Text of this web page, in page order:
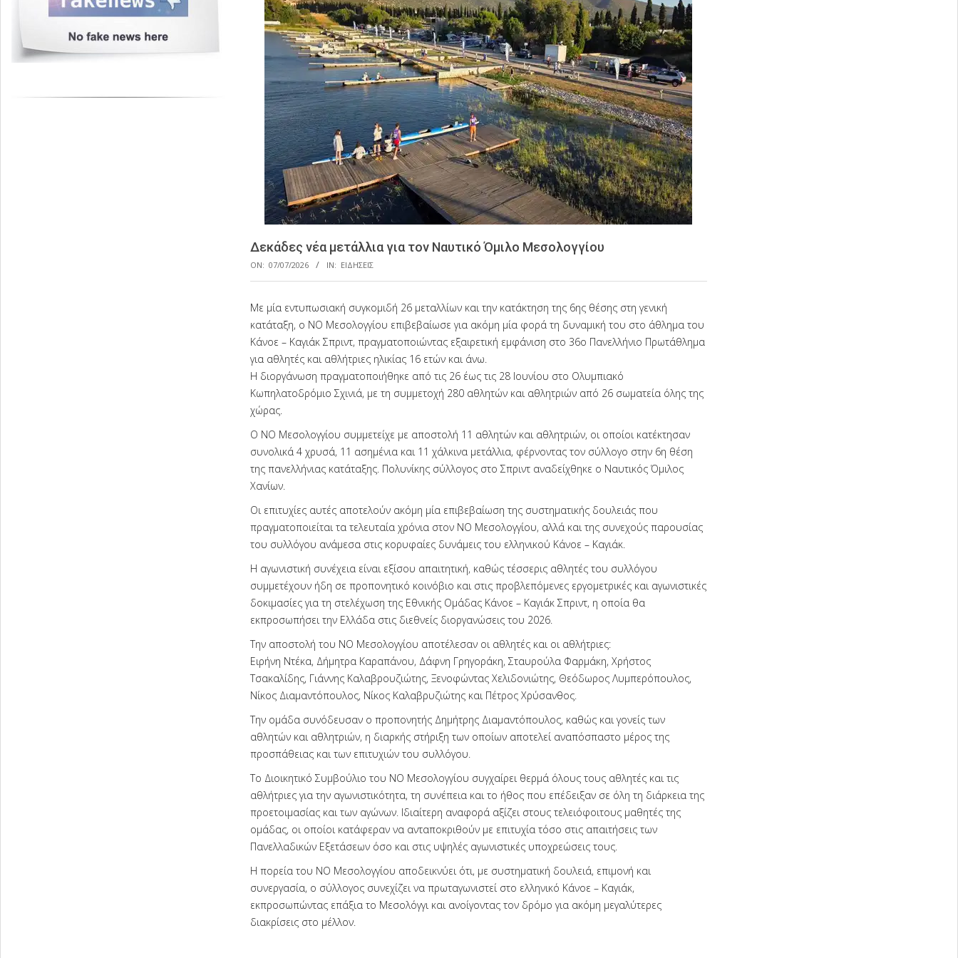
Δεκάδες νέα μετάλλια για τον Ναυτικό Όμιλο Μεσολογγίου
ON: 07/07/2026 IN: ΕΙΔΗΣΕΙΣ
Με μία εντυπωσιακή συγκομιδή 26 μεταλλίων και την κατάκτηση της 6ης θέσης στη γενική
κατάταξη, ο ΝΟ Μεσολογγίου επιβεβαίωσε για ακόμη μία φορά τη δυναμική του στο άθλημα του
Κάνοε – Καγιάκ Σπριντ, πραγματοποιώντας εξαιρετική εμφάνιση στο 36ο Πανελλήνιο Πρωτάθλημα
για αθλητές και αθλήτριες ηλικίας 16 ετών και άνω.
Η διοργάνωση πραγματοποιήθηκε από τις 26 έως τις 28 Ιουνίου στο Ολυμπιακό
Κωπηλατοδρόμιο Σχινιά, με τη συμμετοχή 280 αθλητών και αθλητριών από 26 σωματεία όλης της
χώρας.
Ο ΝΟ Μεσολογγίου συμμετείχε με αποστολή 11 αθλητών και αθλητριών, οι οποίοι κατέκτησαν
συνολικά 4 χρυσά, 11 ασημένια και 11 χάλκινα μετάλλια, φέρνοντας τον σύλλογο στην 6η θέση
της πανελλήνιας κατάταξης. Πολυνίκης σύλλογος στο Σπριντ αναδείχθηκε ο Ναυτικός Όμιλος
Χανίων.
Οι επιτυχίες αυτές αποτελούν ακόμη μία επιβεβαίωση της συστηματικής δουλειάς που
πραγματοποιείται τα τελευταία χρόνια στον ΝΟ Μεσολογγίου, αλλά και της συνεχούς παρουσίας
του συλλόγου ανάμεσα στις κορυφαίες δυνάμεις του ελληνικού Κάνοε – Καγιάκ.
Η αγωνιστική συνέχεια είναι εξίσου απαιτητική, καθώς τέσσερις αθλητές του συλλόγου
συμμετέχουν ήδη σε προπονητικό κοινόβιο και στις προβλεπόμενες εργομετρικές και αγωνιστικές
δοκιμασίες για τη στελέχωση της Εθνικής Ομάδας Κάνοε – Καγιάκ Σπριντ, η οποία θα
εκπροσωπήσει την Ελλάδα στις διεθνείς διοργανώσεις του 2026.
Την αποστολή του ΝΟ Μεσολογγίου αποτέλεσαν οι αθλητές και οι αθλήτριες:
Ειρήνη Ντέκα, Δήμητρα Καραπάνου, Δάφνη Γρηγοράκη, Σταυρούλα Φαρμάκη, Χρήστος
Τσακαλίδης, Γιάννης Καλαβρουζιώτης, Ξενοφώντας Χελιδονιώτης, Θεόδωρος Λυμπερόπουλος,
Νίκος Διαμαντόπουλος, Νίκος Καλαβρυζιώτης και Πέτρος Χρύσανθος.
Την ομάδα συνόδευσαν ο προπονητής Δημήτρης Διαμαντόπουλος, καθώς και γονείς των
αθλητών και αθλητριών, η διαρκής στήριξη των οποίων αποτελεί αναπόσπαστο μέρος της
προσπάθειας και των επιτυχιών του συλλόγου.
Το Διοικητικό Συμβούλιο του ΝΟ Μεσολογγίου συγχαίρει θερμά όλους τους αθλητές και τις
αθλήτριες για την αγωνιστικότητα, τη συνέπεια και το ήθος που επέδειξαν σε όλη τη διάρκεια της
προετοιμασίας και των αγώνων. Ιδιαίτερη αναφορά αξίζει στους τελειόφοιτους μαθητές της
ομάδας, οι οποίοι κατάφεραν να ανταποκριθούν με επιτυχία τόσο στις απαιτήσεις των
Πανελλαδικών Εξετάσεων όσο και στις υψηλές αγωνιστικές υποχρεώσεις τους.
Η πορεία του ΝΟ Μεσολογγίου αποδεικνύει ότι, με συστηματική δουλειά, επιμονή και
συνεργασία, ο σύλλογος συνεχίζει να πρωταγωνιστεί στο ελληνικό Κάνοε – Καγιάκ,
εκπροσωπώντας επάξια το Μεσολόγγι και ανοίγοντας τον δρόμο για ακόμη μεγαλύτερες
διακρίσεις στο μέλλον.